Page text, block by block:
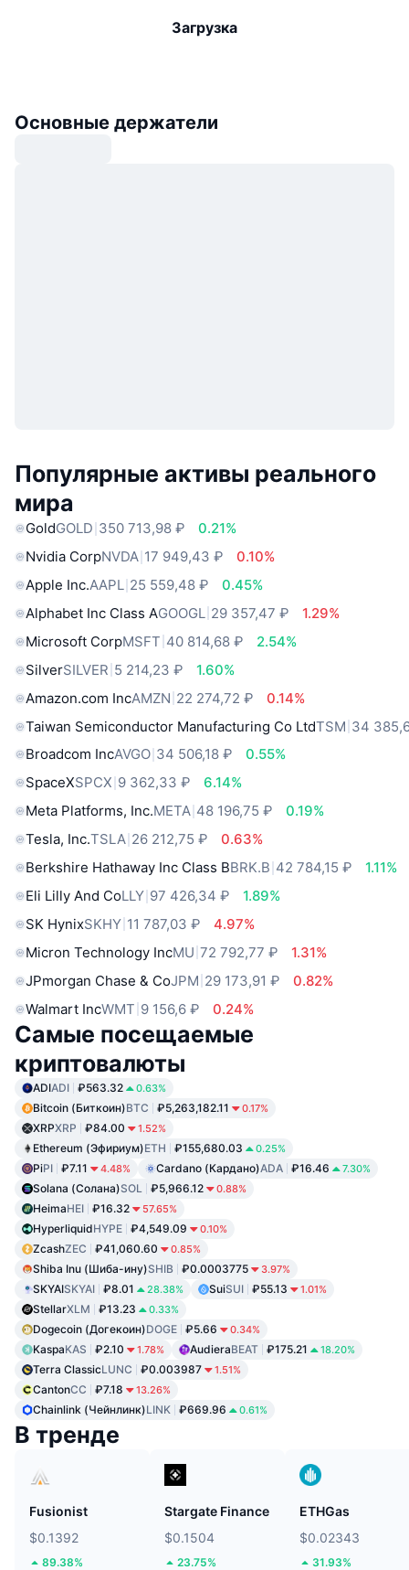
Загрузка
Основные держатели
Популярные активы реального
мира
GoldGOLD 350 713,98 ₽
0.21%
Nvidia CorpNVDA 17 949,43 ₽
0.10%
Apple Inc.AAPL 25 559,48 ₽
0.45%
Alphabet Inc Class AGOOGL 29 357,47 ₽
1.29%
Microsoft CorpMSFT 40 814,68 ₽
2.54%
SilverSILVER 5 214,23 ₽
1.60%
Amazon.com IncAMZN 22 274,72 ₽
0.14%
Taiwan Semiconductor Manufacturing Co LtdTSM 34
Broadcom IncAVGO 34 506,18 ₽
0.55%
SpaceXSPCX 9 362,33 ₽
6.14%
Meta Platforms, Inc.META 48 196,75 ₽
0.19%
Tesla, Inc.TSLA 26 212,75 ₽
0.63%
Berkshire Hathaway Inc Class BBRK.B 42 784,15 ₽
1.11%
Eli Lilly And CoLLY 97 426,34 ₽
1.89%
SK HynixSKHY 11 787,03 ₽
4.97%
Micron Technology IncMU 72 792,77 ₽
1.31%
JPmorgan Chase & CoJPM 29 173,91 ₽
0.82%
Walmart IncWMT 9 156,6 ₽ 0.24%
Самые посещаемые
криптовалюты
ADIADI ₽563.32 0.63%
Bitcoin (Биткоин)BTC ₽5,263,182.11 0.17%
XRPXRP ₽84.00 1.52%
Ethereum (Эфириум)ETH ₽155,680.03 0.25%
PiPI ₽7.11 4.48% Cardano (Кардано)ADA ₽16.46 7.30%
Solana (Солана)SOL ₽5,966.12 0.88%
HeimaHEI ₽16.32 57.65%
HyperliquidHYPE ₽4,549.09 0.10%
ZcashZEC ₽41,060.60 0.85%
Shiba Inu (Шиба-ину)SHIB ₽0.0003775 3.97%
SKYAISKYAI ₽8.01 28.38% SuiSUI ₽55.13 1.01%
StellarXLM ₽13.23 0.33%
Dogecoin (Догекоин)DOGE ₽5.66 0.34%
KaspaKAS ₽2.10 1.78% AudieraBEAT ₽175.21 18.20%
Terra ClassicLUNC ₽0.003987 1.51%
CantonCC ₽7.18 13.26%
Chainlink (Чейнлинк)LINK ₽669.96 0.61%
В тренде
Fusionist
$0.1392
89.38%
Stargate Finance
$0.1504
23.75%
ETHGas
$0.02343
31.93%